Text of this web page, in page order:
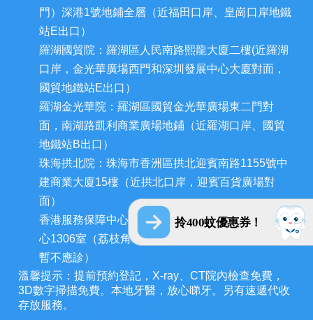
拎400蚊優惠券！
門）深港1號地鋪全層（近福田口岸、皇崗口岸地鐵
站E出口）
羅湖國貿院：羅湖區人民南路熙龍大廈二樓(近羅湖
口岸，金光華廣場西門和深圳發展中心大廈對面，
國貿地鐵站E出口）
羅湖金光華院：羅湖區國貿金光華廣場東二門對
面，南湖路凱利商業廣場地鋪（近羅湖口岸、國貿
地鐵站B出口）
珠海拱北院：珠海市香洲區拱北迎賓南路1155號中
建商業大廈15樓（近拱北口岸，迎賓百貨廣場對
面）
香港服務保障中心：九龍荔枝角長裕街11號定豐中
心1306室（荔枝角地鐵站A出口3分鐘，香港辦公室
暫不應診）
溫馨提示：提前預約登記，X-ray、CT院內檢查免費，
3D數字掃描免費。本地牙醫，放心睇牙。另有速遞代收
存放服務。